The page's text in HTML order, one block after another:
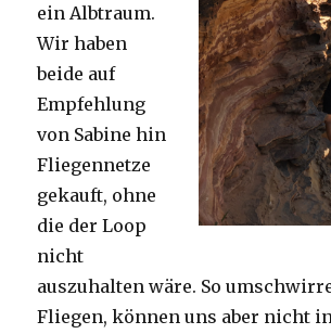
ein Albtraum.
Wir haben
beide auf
Empfehlung
von Sabine hin
Fliegennetze
gekauft, ohne
die der Loop
nicht
auszuhalten wäre. So
Fliegen, können uns aber nicht